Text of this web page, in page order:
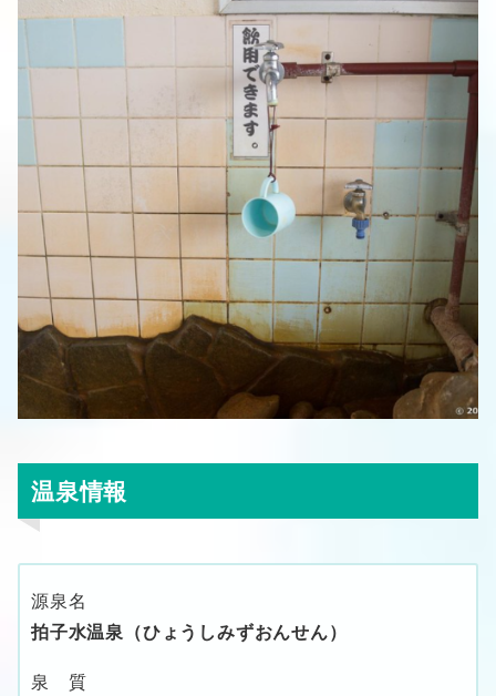
温泉情報
源泉名
拍子水温泉（ひょうしみずおんせん）
泉 質